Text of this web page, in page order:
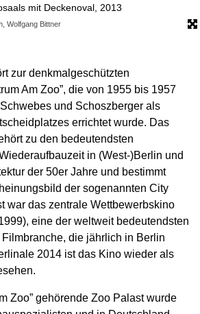
mit Deckenoval, 2013
Wolfgang Bittner
zur denkmalgeschützten
Am Zoo”, die von 1955 bis 1957
und Schoszberger als
errichtet wurde. Das
zu den bedeutendsten
in (West-)Berlin und
der 50er Jahre und bestimmt
der sogenannten City
war das zentrale Wettbewerbskino
eine der weltweit bedeutendsten
die jährlich in Berlin
2014 ist das Kino wieder als
Zoo” gehörende Zoo Palast wurde